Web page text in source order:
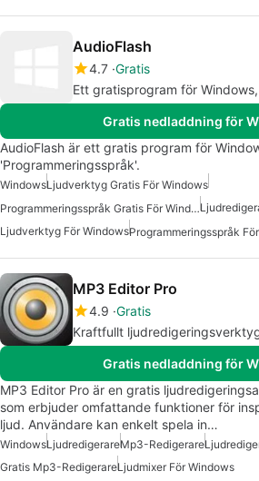
AudioFlash
4.7 Gratis
Ett gratisprogram för
Gratis nedladdning för
AudioFlash är ett gratis program för
'Programmeringsspråk'.
WindowsLjudverktyg Gratis För Windows
Programmeringsspråk Gratis För Windows
Ljudverktyg För WindowsProgrammeringsspråk
MP3 Editor Pro
4.9 Gratis
Kraftfullt
Gratis nedladdning för
MP3 Editor Pro är en gratis
som erbjuder omfattande funktioner för
ljud. Användare kan enkelt spela in…
WindowsLjudredigerareMp3-Redigerare
Gratis Mp3-RedigerareLjudmixer För Windows